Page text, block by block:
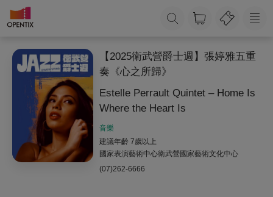
【2025衛武營爵士週】張婷雅五重
奏《心之所歸》
Estelle Perrault Quintet – Home Is
Where the Heart Is
音樂
建議年齡 7歲以上
國家表演藝術中心衛武營國家藝術文化中心
(07)262-6666